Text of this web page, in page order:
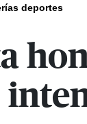
deportes